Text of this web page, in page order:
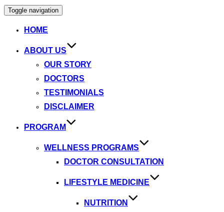
Toggle navigation
HOME
ABOUT US
OUR STORY
DOCTORS
TESTIMONIALS
DISCLAIMER
PROGRAM
WELLNESS PROGRAMS
DOCTOR CONSULTATION
LIFESTYLE MEDICINE
NUTRITION